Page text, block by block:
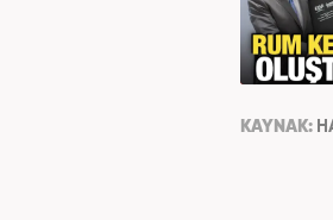
KAYNAK: